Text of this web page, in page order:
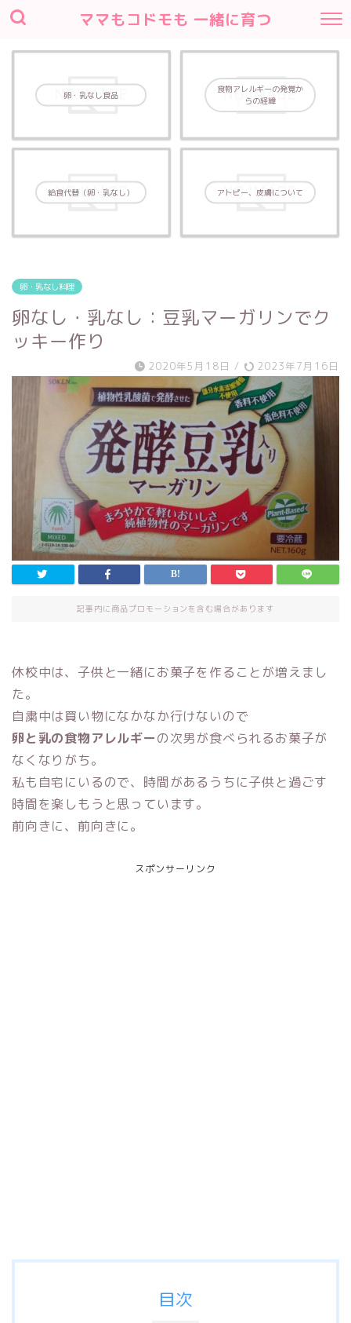
ママもコドモも 一緒に育つ
卵・乳なし食品
食物アレルギーの発覚か
らの経緯
給食代替（卵・乳なし） アトピー、皮膚について
卵・乳なし料理
卵なし・乳なし：豆乳マーガリンでク
ッキー作り
2020年5月18日 / 2023年7月16日
記事内に商品プロモーションを含む場合があります
休校中は、子供と一緒にお菓子を作ることが増えまし
た。
自粛中は買い物になかなか行けないので
卵と乳の食物アレルギーの次男が食べられるお菓子が
なくなりがち。
私も自宅にいるので、時間があるうちに子供と過ごす
時間を楽しもうと思っています。
前向きに、前向きに。
スポンサーリンク
目次